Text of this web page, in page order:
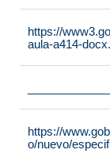
https://
aula-a414-
https://
o/nuevo/